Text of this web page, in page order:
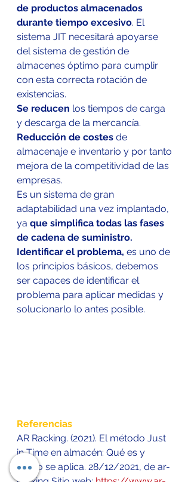
de productos almacenados
durante tiempo excesivo. El
sistema JIT necesitará apoyarse
del sistema de gestión de
almacenes óptimo para cumplir
con esta correcta rotación de
existencias.
Se reducen los tiempos de carga
y descarga de la mercancía.
Reducción de costes de
almacenaje e inventario y por tanto
mejora de la competitividad de las
empresas.
Es un sistema de gran
adaptabilidad una vez implantado,
ya que simplifica todas las fases
de cadena de suministro.
Identificar el problema, es uno de
los principios básicos, debemos
ser capaces de identificar el
problema para aplicar medidas y
solucionarlo lo antes posible.
Referencias
AR Racking. (2021). El método Just
in Time en almacén: Qué es y
cómo se aplica. 28/12/2021, de ar-